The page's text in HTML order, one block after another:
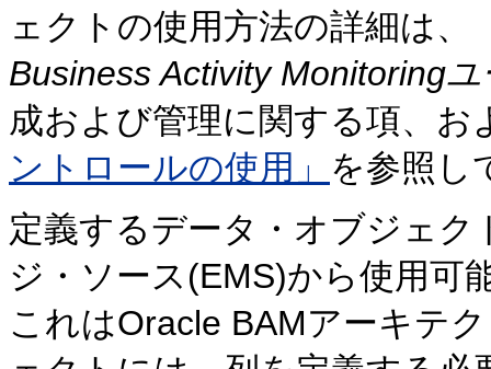
ェクトの使用方法の詳細は、
Business Activity Monitoring
成および管理に関する項、お
ントロールの使用」 を参照し
定義するデータ・オブジェ
ジ・ソース(EMS)から使用可
これはOracle BAMアーキテ